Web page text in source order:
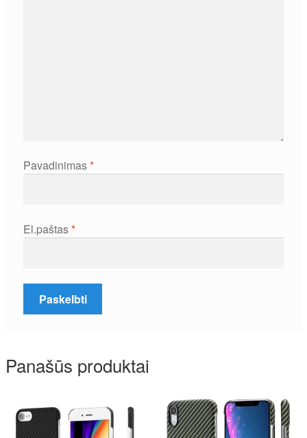
Pavadinimas*
El.paštas*
Panašūs produktai